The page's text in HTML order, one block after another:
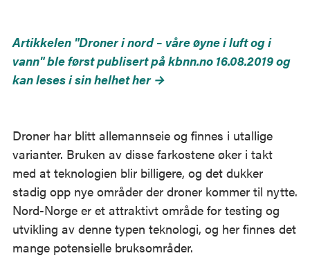
Artikkelen "Droner i nord – våre øyne i luft og i
vann" ble først publisert på kbnn.no 16.08.2019 og
kan leses i sin helhet her →
Droner har blitt allemannseie og finnes i utallige
varianter. Bruken av disse farkostene øker i takt
med at teknologien blir billigere, og det dukker
stadig opp nye områder der droner kommer til nytte.
Nord-Norge er et attraktivt område for testing og
utvikling av denne typen teknologi, og her finnes det
mange potensielle bruksområder.